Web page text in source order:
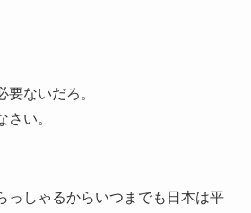
要ないだろ。
さい。
っしゃるからいつまでも日本は平